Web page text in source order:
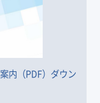
内（PDF）ダウン